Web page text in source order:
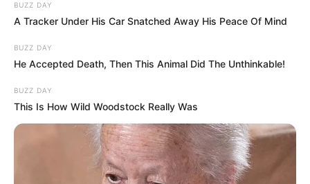
Ez már nem kampányszövegnek hangzik, hanem
valamilyen konkrét ügy előkészítésének.
BUZZ DAY
A Tracker Under His Car Snatched Away His Peace Of Mind
BUZZ DAY
He Accepted Death, Then This Animal Did The Unthinkable!
BUZZ DAY
This Is How Wild Woodstock Really Was